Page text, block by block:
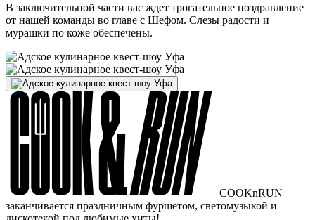
В заключительной части вас ждет трогательное поздравление
от нашей команды во главе с Шефом. Слезы радости и
мурашки по коже обеспечены.
COOKnRUN
заканчивается праздничным фуршетом, светомузыкой и